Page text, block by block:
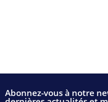
Abonnez-vous à notre